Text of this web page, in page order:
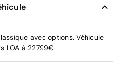
avec options. Véhicule
LOA à 22799€